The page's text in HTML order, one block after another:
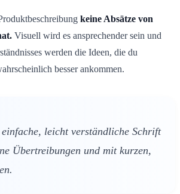
keine Absätze von
Visuell wird es ansprechender sein und
werden die Ideen, die du
besser ankommen.
leicht verständliche Schrift
Übertreibungen und mit kurzen,